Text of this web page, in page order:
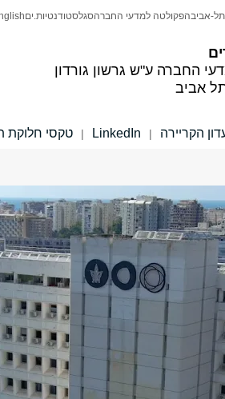
החברה ע"ש גרשון גורדון
אביב
תל-אביבהפקולטה למדעי החברהסגלסטודנטיות.ים
הקריירה |
LinkedIn
| טקסי חלוקת